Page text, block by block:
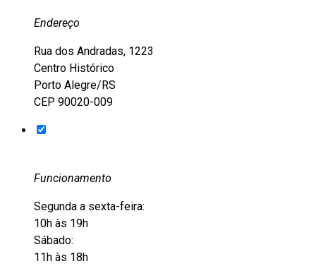
Endereço
Rua dos Andradas, 1223
Centro Histórico
Porto Alegre/RS
CEP 90020-009
Funcionamento
Segunda a sexta-feira:
10h às 19h
Sábado:
11h às 18h